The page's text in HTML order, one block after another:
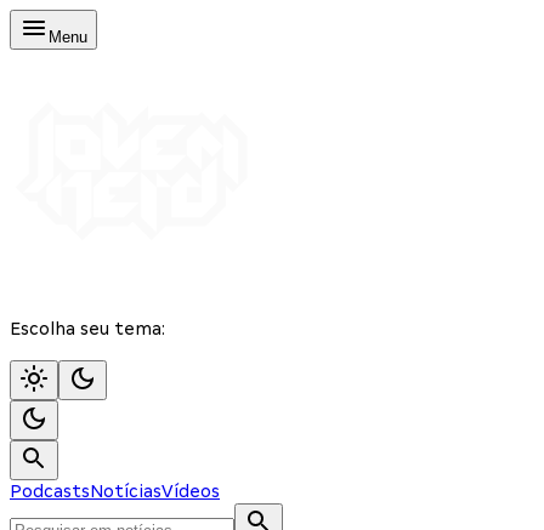
Menu
Escolha seu tema:
PodcastsNotíciasVídeos